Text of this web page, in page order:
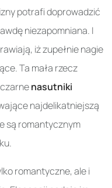
potrafi doprowadzić
niezapomniana. I
iż zupełnie nagie
Ta mała rzecz
nasutniki
najdelikatniejszą
są romantycznym
romantyczne, ale i